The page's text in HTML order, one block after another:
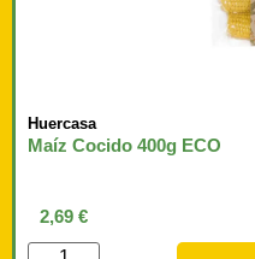
Huercasa
Maíz Cocido 400g ECO
2,69 €